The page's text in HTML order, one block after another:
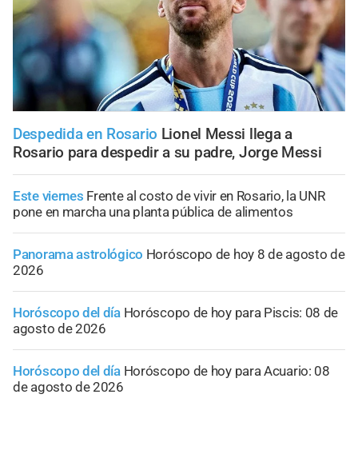
Despedida en Rosario Lionel Messi llega a
Rosario para despedir a su padre, Jorge Messi
Este viernes Frente al costo de vivir en Rosario, la UNR
pone en marcha una planta pública de alimentos
Panorama astrológico Horóscopo de hoy 8 de agosto de
2026
Horóscopo del día Horóscopo de hoy para Piscis: 08 de
agosto de 2026
Horóscopo del día Horóscopo de hoy para Acuario: 08
de agosto de 2026